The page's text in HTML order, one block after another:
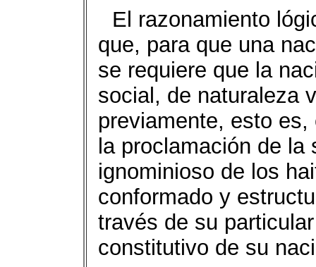
El razonamiento
que, para que una
se requiere que la
social, de naturaleza
previamente, esto
la proclamación de
ignominioso de los
conformado y
través de su
constitutivo de su